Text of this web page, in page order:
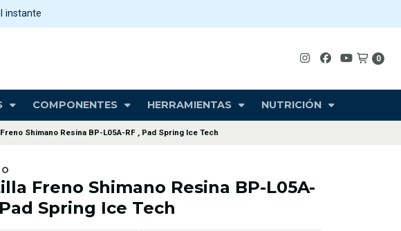
0
COMPONENTES HERRAMIENTAS NUTRICIÓN
instante
Shimano Resina BP-L05A-RF , Pad Spring Ice Tech
Freno Shimano Resina BP-L05A-
Spring Ice Tech